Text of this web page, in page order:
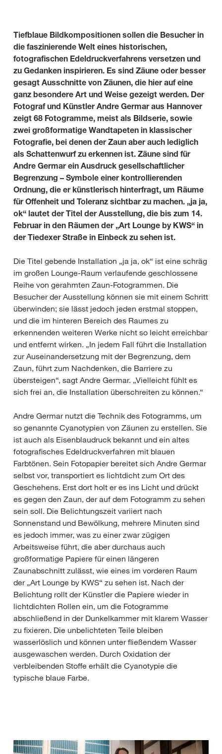
Tiefblaue Bildkompositionen sollen die Besucher in
die faszinierende Welt eines historischen,
fotografischen Edeldruckverfahrens versetzen und
zu Gedanken inspirieren. Es sind Zäune oder besser
gesagt Ausschnitte von Zäunen, die hier auf eine
ganz besondere Art und Weise gezeigt werden. Der
Fotograf und Künstler Andre Germar aus Hannover
zeigt 68 Fotogramme, meist als Bildserie, sowie
zwei großformatige Wandtapeten in klassischer
Fotografie, bei denen der Zaun aber auch lediglich
als Schattenwurf zu erkennen ist. Zäune sind für
Andre Germar ein Ausdruck gesellschaftlicher
Begrenzung – Symbole einer kontrollierenden
Ordnung, die er künstlerisch hinterfragt, um Räume
für Offenheit und Toleranz sichtbar zu machen. „ja ja,
ok“ lautet der Titel der Ausstellung, die bis zum 14.
Februar in den Räumen der „Art Lounge by KWS“ in
der Tiedexer Straße in Einbeck zu sehen ist.
Die Titel gebende Installation „ja ja, ok“ ist eine schräg
im großen Lounge-Raum verlaufende geschlossene
Reihe von gerahmten Zaun-Fotogrammen. Die
Besucher der Ausstellung können sie mit einem Schritt
überwinden; sie lässt jedoch jeden erstmal stoppen,
und die im hinteren Bereich des Raumes zu
erkennenden weiteren Werke nicht so leicht erreichbar
und entfernt wirken. „In jedem Fall führt die Installation
zur Auseinandersetzung mit der Begrenzung, dem
Zaun, führt zum Nachdenken, die Barriere zu
übersteigen“, sagt Andre Germar. „Vielleicht fühlt es
sich frei an, die Installation überschreiten zu können.“
Andre Germar nutzt die Technik des Fotogramms, um
so genannte Cyanotypien von Zäunen zu erstellen. Sie
ist auch als Eisenblaudruck bekannt und ein altes
fotografisches Edeldruckverfahren mit blauen
Farbtönen. Sein Fotopapier bereitet sich Andre Germar
selbst vor, transportiert es lichtdicht zum Ort des
Geschehens. Erst dort holt er es ins Licht und drückt
es gegen den Zaun, der auf dem Fotogramm zu sehen
sein soll. Die Belichtungszeit variiert nach
Sonnenstand und Bewölkung, mehrere Minuten sind
es jedoch immer, was zu einer zwar zügigen
Arbeitsweise führt, die aber durchaus auch
großformatige Papiere für einen längeren
Zaunabschnitt zulässt, wie eines im vorderen Raum
der „Art Lounge by KWS“ zu sehen ist. Nach der
Belichtung rollt der Künstler die Papiere wieder in
lichtdichten Rollen ein, um die Fotogramme
abschließend in der Dunkelkammer mit klarem Wasser
zu fixieren. Die unbelichteten Teile bleiben
wasserlöslich und können unter fließendem Wasser
ausgewaschen werden. Durch Oxidation der
verbleibenden Stoffe erhält die Cyanotypie die
typische blaue Farbe.